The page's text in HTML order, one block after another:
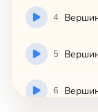
4
5
6